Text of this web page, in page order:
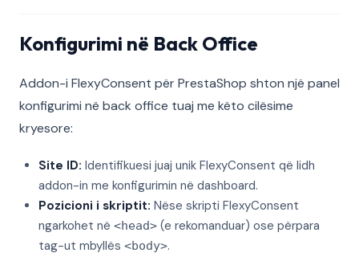
Konfigurimi në Back Office
Addon-i FlexyConsent për PrestaShop shton një panel
konfigurimi në back office tuaj me këto cilësime
kryesore:
Site ID: Identifikuesi juaj unik FlexyConsent që lidh
addon-in me konfigurimin në dashboard.
Pozicioni i skriptit: Nëse skripti FlexyConsent
ngarkohet në <head> (e rekomanduar) ose përpara
tag-ut mbyllës <body>.